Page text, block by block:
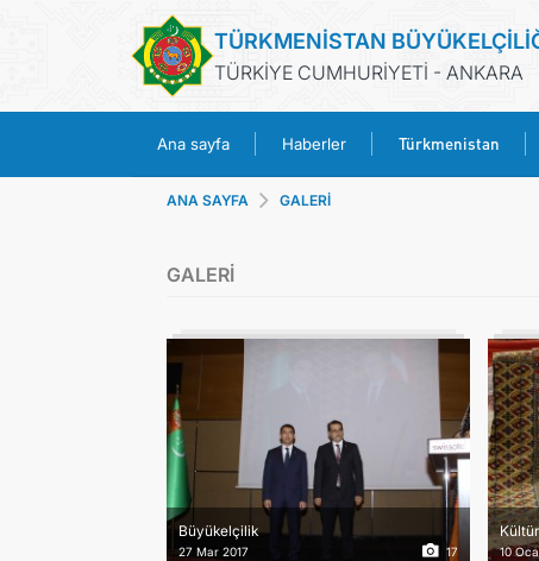
TÜRKMENİSTAN
TÜRKİYE CUMHURİYETİ - ANKARA
Ana sayfa Haberler Türkmenistan
ANA SAYFA GALERİ
GALERİ
Büyükelçilik
27 Mar 2017 17 10